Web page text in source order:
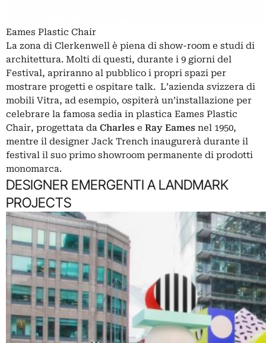
Eames Plastic Chair
La zona di Clerkenwell è piena di show-room e studi di
architettura. Molti di questi, durante i 9 giorni del
Festival, apriranno al pubblico i propri spazi per
mostrare progetti e ospitare talk. L’azienda svizzera di
mobili Vitra, ad esempio, ospiterà un’installazione per
celebrare la famosa sedia in plastica Eames Plastic
Chair, progettata da Charles e Ray Eames nel 1950,
mentre il designer Jack Trench inaugurerà durante il
festival il suo primo showroom permanente di prodotti
monomarca.
DESIGNER EMERGENTI A LANDMARK
PROJECTS